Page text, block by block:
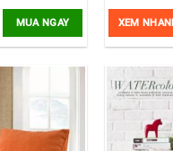
MUA NGAY XEM